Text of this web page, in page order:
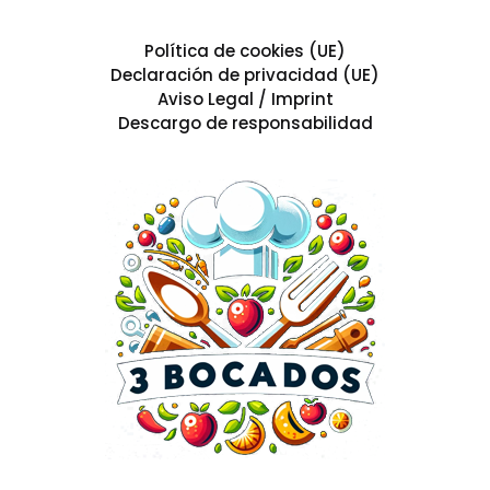
Política de cookies (UE)
Declaración de privacidad (UE)
Aviso Legal / Imprint
Descargo de responsabilidad